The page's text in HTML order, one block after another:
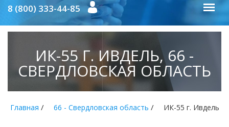
8 (800) 333-44-85
ИК-55 Г. ИВДЕЛЬ, 66 -
СВЕРДЛОВСКАЯ ОБЛАСТЬ
Главная / 66 - Свердловская область / ИК-55 г. Ивдель